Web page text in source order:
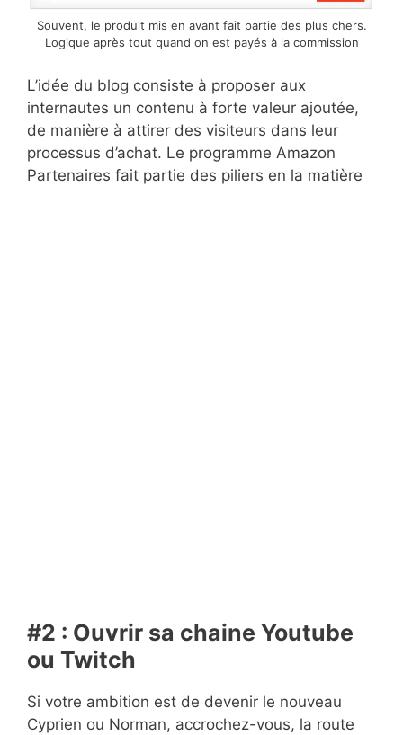
Souvent, le produit mis en avant fait partie des plus chers.
Logique après tout quand on est payés à la commission
L’idée du blog consiste à proposer aux
internautes un contenu à forte valeur ajoutée,
de manière à attirer des visiteurs dans leur
processus d’achat. Le programme Amazon
Partenaires fait partie des piliers en la matière
#2 : Ouvrir sa chaine Youtube
ou Twitch
Si votre ambition est de devenir le nouveau
Cyprien ou Norman, accrochez-vous, la route